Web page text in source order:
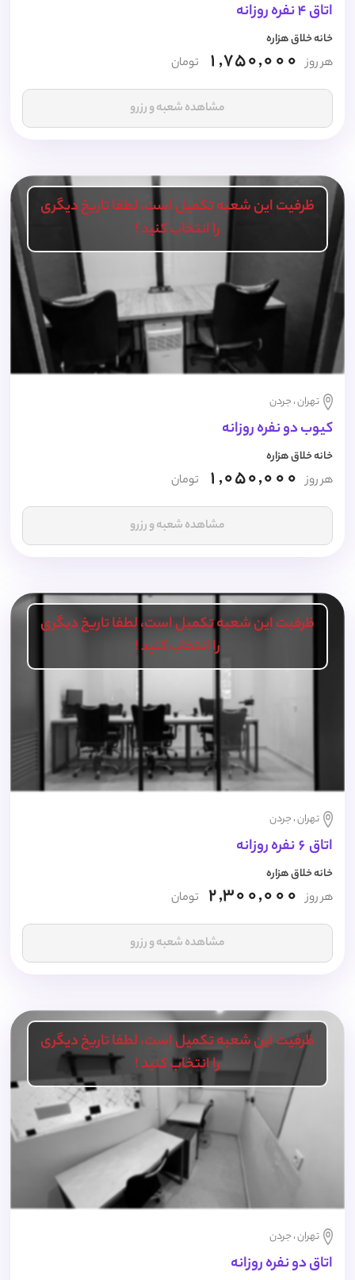
اتاق 4 نفره روزانه
خانه خلاق هزاره
هر روز 1,750,000 تومان
مشاهده شعبه و رزرو
ظرفیت این شعبه تکمیل است، لطفا تاریخ دیگری
را انتخاب کنید !
تهران ، جردن
کیوب دو نفره روزانه
خانه خلاق هزاره
هر روز 1,050,000 تومان
مشاهده شعبه و رزرو
ظرفیت این شعبه تکمیل است، لطفا تاریخ دیگری
را انتخاب کنید !
تهران ، جردن
اتاق 6 نفره روزانه
خانه خلاق هزاره
هر روز 2,300,000 تومان
مشاهده شعبه و رزرو
ظرفیت این شعبه تکمیل است، لطفا تاریخ دیگری
را انتخاب کنید !
تهران ، جردن
اتاق دو نفره روزانه